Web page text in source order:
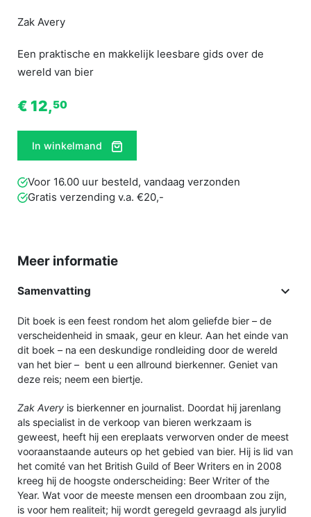
Zak Avery
Een praktische en makkelijk leesbare gids over de
wereld van bier
€ 12,50
In winkelmand
Voor 16.00 uur besteld, vandaag verzonden
Gratis verzending v.a. €20,-
Meer informatie
Samenvatting 
Dit boek is een feest rondom het alom geliefde bier – de
verscheidenheid in smaak, geur en kleur. Aan het einde van
dit boek – na een deskundige rondleiding door de wereld
van het bier – bent u een allround bierkenner. Geniet van
deze reis; neem een biertje.
Zak Avery is bierkenner en journalist. Doordat hij jarenlang
als specialist in de verkoop van bieren werkzaam is
geweest, heeft hij een ereplaats verworven onder de meest
vooraanstaande auteurs op het gebied van bier. Hij is lid van
het comité van het British Guild of Beer Writers en in 2008
kreeg hij de hoogste onderscheiding: Beer Writer of the
Year. Wat voor de meeste mensen een droombaan zou zijn,
is voor hem realiteit; hij wordt geregeld gevraagd als jurylid